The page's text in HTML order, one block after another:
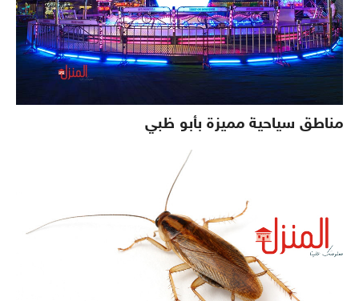
مناطق سياحية مميزة بأبو ظبي